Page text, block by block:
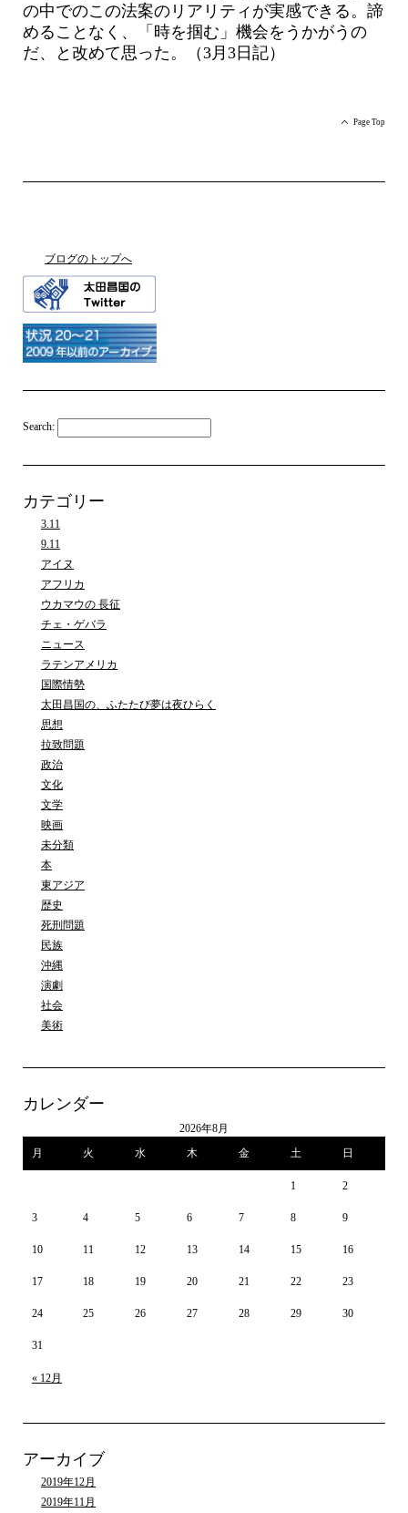
の中でのこの法案のリアリティが実感できる。諦
めることなく、「時を掴む」機会をうかがうの
だ、と改めて思った。（3月3日記）
Page Top
ブログのトップへ
Search:
カテゴリー
3.11
9.11
アイヌ
アフリカ
ウカマウの 長征
チェ・ゲバラ
ニュース
ラテンアメリカ
国際情勢
太田昌国の、ふたたび夢は夜ひらく
思想
拉致問題
政治
文化
文学
映画
未分類
本
東アジア
歴史
死刑問題
民族
沖縄
演劇
社会
美術
カレンダー
2026年8月
月
火 水 木 金 土 日
« 12月
1 2
3 4 5 6 7 8 9
10 11 12 13 14 15 16
17 18 19 20 21 22 23
24 25 26 27 28 29 30
31
アーカイブ
2019年12月
2019年11月